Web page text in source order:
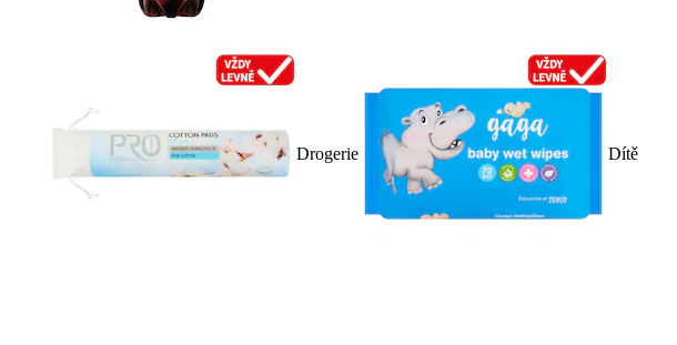
Drogerie Dítě